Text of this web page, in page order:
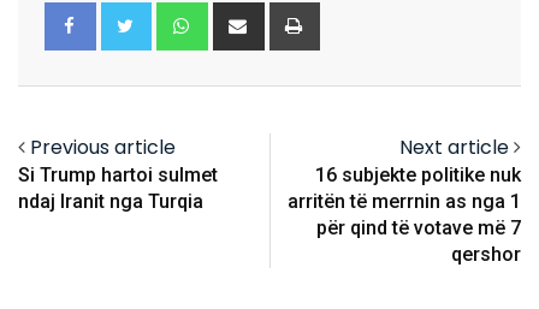
Whatsapp
Share
via
Previous article
Si Trump hartoi sulmet
ndaj Iranit nga Turqia
Next article
​16 subjekte politike nuk
arritën të merrnin as nga 1
për qind të votave më 7
qershor